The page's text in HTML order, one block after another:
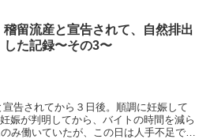
稽留流産と宣告されて、自然排出
した記録〜その3〜
告されてから３日後。順調に妊娠して
み働いていたが、この日は人手不足でラ